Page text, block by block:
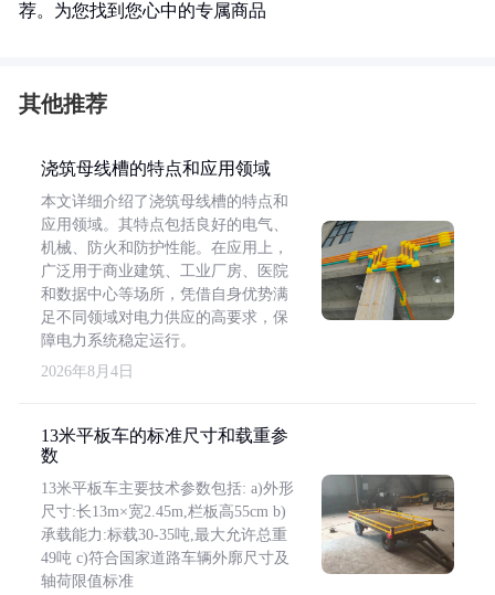
荐。为您找到您心中的专属商品
其他推荐
浇筑母线槽的特点和应用领域
本文详细介绍了浇筑母线槽的特点和
应用领域。其特点包括良好的电气、
机械、防火和防护性能。在应用上，
广泛用于商业建筑、工业厂房、医院
和数据中心等场所，凭借自身优势满
足不同领域对电力供应的高要求，保
障电力系统稳定运行。
2026年8月4日
13米平板车的标准尺寸和载重参
数
13米平板车主要技术参数包括: a)外形
尺寸:长13m×宽2.45m,栏板高55cm b)
承载能力:标载30-35吨,最大允许总重
49吨 c)符合国家道路车辆外廓尺寸及
轴荷限值标准